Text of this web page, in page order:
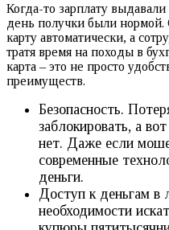
Когда-то зарплату
день получки были нормой.
карту автоматически, а
тратя время на походы в
карта – это не просто
преимуществ.
Безопасность.
заблокировать, а
нет. Даже если
современные
деньги.
Доступ к деньгам
необходимости